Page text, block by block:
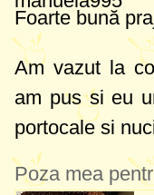
Foarte bună
Am vazut la
am pus si eu
portocale si
Poza mea